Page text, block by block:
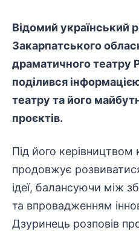
Відомий український
Закарпатського
драматичного театру
поділився
театру та його
проєктів.
Під його керівництвом
продовжує
ідеї, балансуючи між
та впровадженням
Дзуринець розповів